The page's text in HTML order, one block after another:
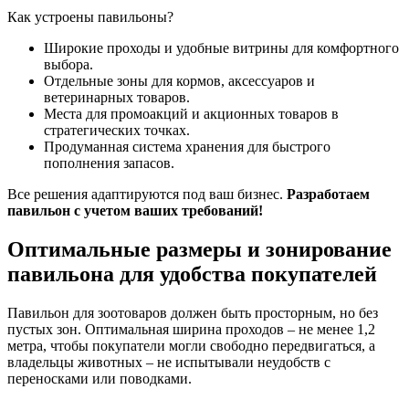
Как устроены павильоны?
Широкие проходы и удобные витрины для комфортного
выбора.
Отдельные зоны для кормов, аксессуаров и
ветеринарных товаров.
Места для промоакций и акционных товаров в
стратегических точках.
Продуманная система хранения для быстрого
пополнения запасов.
Все решения адаптируются под ваш бизнес. Разработаем
павильон с учетом ваших требований!
Оптимальные размеры и зонирование
павильона для удобства покупателей
Павильон для зоотоваров должен быть просторным, но без
пустых зон. Оптимальная ширина проходов – не менее 1,2
метра, чтобы покупатели могли свободно передвигаться, а
владельцы животных – не испытывали неудобств с
переносками или поводками.